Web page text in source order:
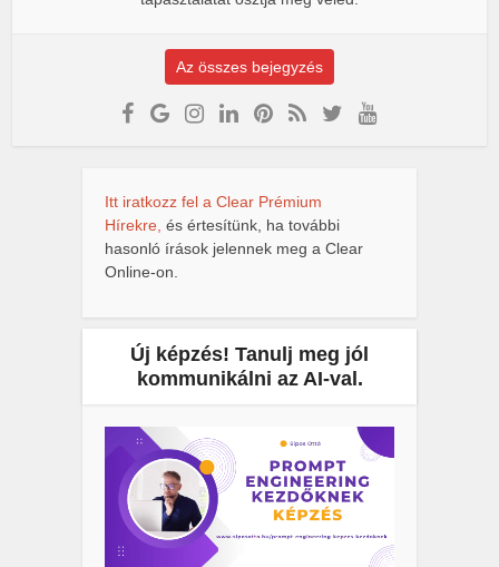
Az összes bejegyzés
Itt iratkozz fel a Clear Prémium
Hírekre, és értesítünk, ha további
hasonló írások jelennek meg a Clear
Online-on.
Új képzés! Tanulj meg jól
kommunikálni az AI-val.